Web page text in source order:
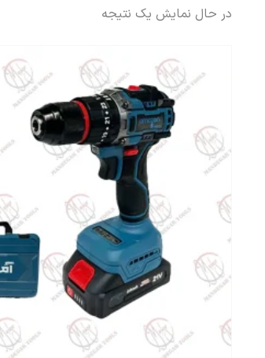
در حال نمایش یک نتیجه